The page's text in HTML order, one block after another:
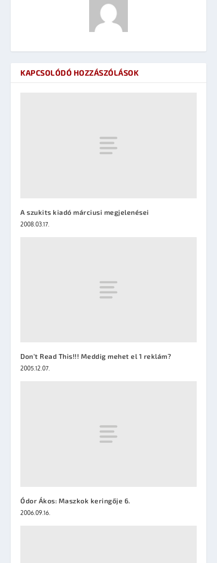
KAPCSOLÓDÓ HOZZÁSZÓLÁSOK
A szukits kiadó márciusi megjelenései
2008.03.17.
Don’t Read This!!! Meddig mehet el 1 reklám?
2005.12.07.
Ódor Ákos: Maszkok keringője 6.
2006.09.16.